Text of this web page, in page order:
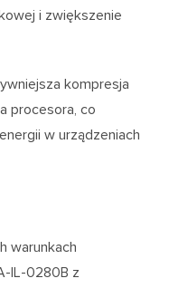
i zwiększenie
kompresja
procesora, co
w urządzeniach
warunkach
IL-0280B z